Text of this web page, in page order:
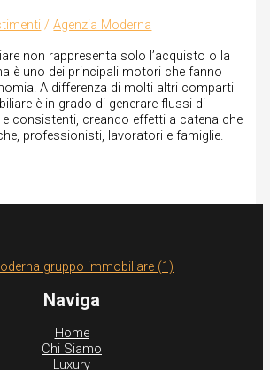
/Agenzia Moderna
non rappresenta solo l’acquisto o la
è uno dei principali motori che fanno
A differenza di molti altri comparti
è in grado di generare flussi di
consistenti, creando effetti a catena che
professionisti, lavoratori e famiglie.
Naviga
Home
Chi Siamo
Luxury